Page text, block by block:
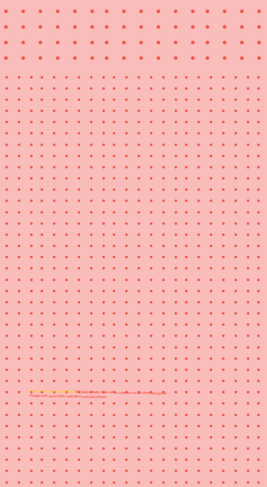
E agora é hora de CURTIR, bb!De celebrar tudo o que somos, criamos e o que ainda vem por aí.
Porque sem você, MiGS, nada disso seria tão icônico!